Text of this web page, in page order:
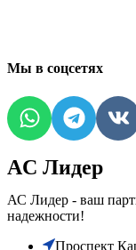
Мы в соцсетях
AC Лидер
АС Лидер - ваш
надежности!
​Проспект